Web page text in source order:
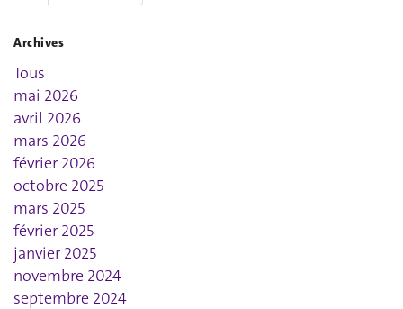
Archives
Tous
mai 2026
avril 2026
mars 2026
février 2026
octobre 2025
mars 2025
février 2025
janvier 2025
novembre 2024
septembre 2024